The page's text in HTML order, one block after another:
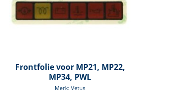
Frontfolie voor MP21, MP22,
MP34, PWL
Merk: Vetus